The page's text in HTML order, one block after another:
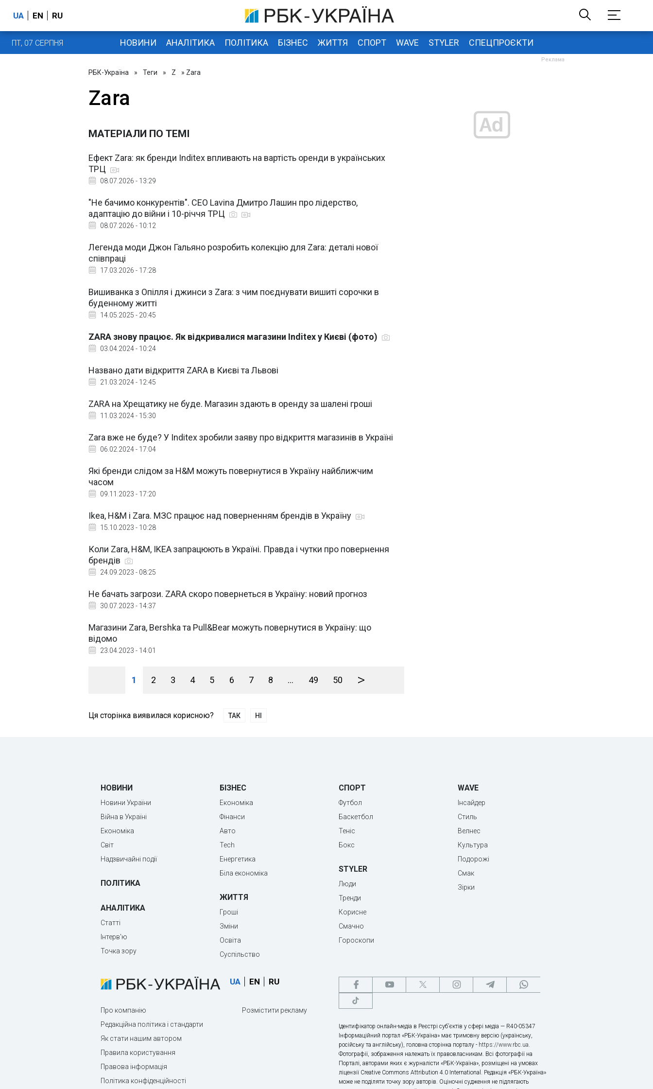
UA EN RU
ПТ, 07 СЕРПНЯ НОВИНИ АНАЛІТИКА ПОЛІТИКА БІЗНЕС ЖИТТЯ СПОРТ WAVE STYLER СПЕЦПРОЄКТИ
РБК-Україна » Теги » Z » Zara
Zara
МАТЕРІАЛИ ПО ТЕМІ
Ефект Zara: як бренди Inditex впливають на вартість оренди в українських
ТРЦ
08.07.2026 - 13:29
"Не бачимо конкурентів". СЕО Lavina Дмитро Лашин про лідерство,
адаптацію до війни і 10-річчя ТРЦ
08.07.2026 - 10:12
Легенда моди Джон Гальяно розробить колекцію для Zara: деталі нової
співпраці
17.03.2026 - 17:28
Вишиванка з Опілля і джинси з Zara: з чим поєднувати вишиті сорочки в
буденному житті
14.05.2025 - 20:45
ZARA знову працює. Як відкривалися магазини Inditex у Києві (фото)
03.04.2024 - 10:24
Названо дати відкриття ZARA в Києві та Львові
21.03.2024 - 12:45
ZARA на Хрещатику не буде. Магазин здають в оренду за шалені гроші
11.03.2024 - 15:30
Zara вже не буде? У Inditex зробили заяву про відкриття магазинів в Україні
06.02.2024 - 17:04
Які бренди слідом за H&M можуть повернутися в Україну найближчим
часом
09.11.2023 - 17:20
Ikea, H&M і Zara. МЗС працює над поверненням брендів в Україну
15.10.2023 - 10:28
Коли Zara, H&M, IKEA запрацюють в Україні. Правда і чутки про повернення
брендів
24.09.2023 - 08:25
Не бачать загрози. ZARA скоро повернеться в Україну: новий прогноз
30.07.2023 - 14:37
Магазини Zara, Bershka та Pull&Bear можуть повернутися в Україну: що
відомо
23.04.2023 - 14:01
1 2 3 4 5 6 7 8 ... 49 50 >
Ця сторінка виявилася корисною? ТАК НІ
НОВИНИ
Новини України
Війна в Україні
Економіка
Світ
Надзвичайні події
ПОЛІТИКА
АНАЛІТИКА
Статті
Інтерв'ю
Точка зору
БІЗНЕС
Економіка
Фінанси
Авто
Tech
Енергетика
Біла економіка
ЖИТТЯ
Гроші
Зміни
Освіта
Суспільство
СПОРТ
Футбол
Баскетбол
Теніс
Бокс
STYLER
Люди
Тренди
Корисне
Смачно
Гороскопи
WAVE
Інсайдер
Стиль
Велнес
Культура
Подорожі
Смак
Зірки
UA EN RU
Про компанію
Редакційна політика і стандарти
Як стати нашим автором
Правила користування
Правова інформація
Політика конфіденційності
Розмістити рекламу
Ідентифікатор онлайн-медіа в Реєстрі суб’єктів у сфері медіа — R40-05347
Інформаційний портал «РБК-Україна» має тримовну версію (українську,
російську та англійську), головна сторінка порталу - https://www.rbc.ua.
Фотографії, зображення належать їх правовласникам. Всі фотографії на
Порталі, авторами яких є журналісти «РБК-Україна», розміщені на умовах
ліцензії Creative Commons Attribution 4.0 International. Редакція «РБК-Україна»
може не поділяти точку зору авторів. Оціночні судження не підлягають